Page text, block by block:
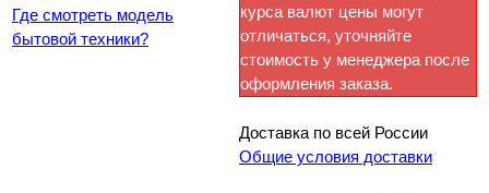
Где смотреть модель
бытовой техники?
курса валют цены могут
отличаться, уточняйте
стоимость у менеджера после
оформления заказа.
Доставка по всей России
Общие условия доставки